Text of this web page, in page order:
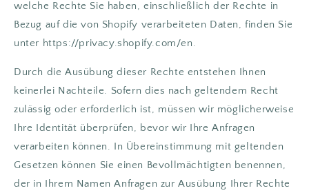
welche Rechte Sie haben, einschließlich der Rechte in
Bezug auf die von Shopify verarbeiteten Daten, finden Sie
unter https://privacy.shopify.com/en.
Durch die Ausübung dieser Rechte entstehen Ihnen
keinerlei Nachteile. Sofern dies nach geltendem Recht
zulässig oder erforderlich ist, müssen wir möglicherweise
Ihre Identität überprüfen, bevor wir Ihre Anfragen
verarbeiten können. In Übereinstimmung mit geltenden
Gesetzen können Sie einen Bevollmächtigten benennen,
der in Ihrem Namen Anfragen zur Ausübung Ihrer Rechte